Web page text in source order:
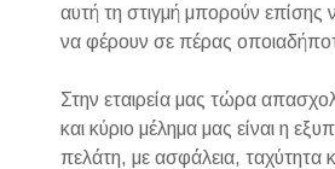
αυτή τη στιγμή μπορούν επίσης
να φέρουν σε πέρας
Στην εταιρεία μας τώρα
και κύριο μέλημα μας είναι η
πελάτη, με ασφάλεια, ταχύτητα